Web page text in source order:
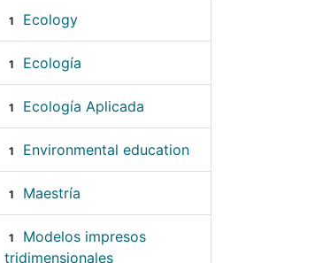
1 Ecology
1 Ecología
1 Ecología Aplicada
1 Environmental education
1 Maestría
1
Modelos impresos
tridimensionales